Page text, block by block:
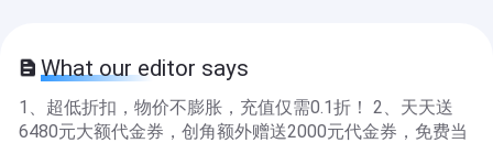
What our editor says
1、超低折扣，物价不膨胀，充值仅需0.1折！ 2、天天送
6480元大额代金券，创角额外赠送2000元代金券，免费当